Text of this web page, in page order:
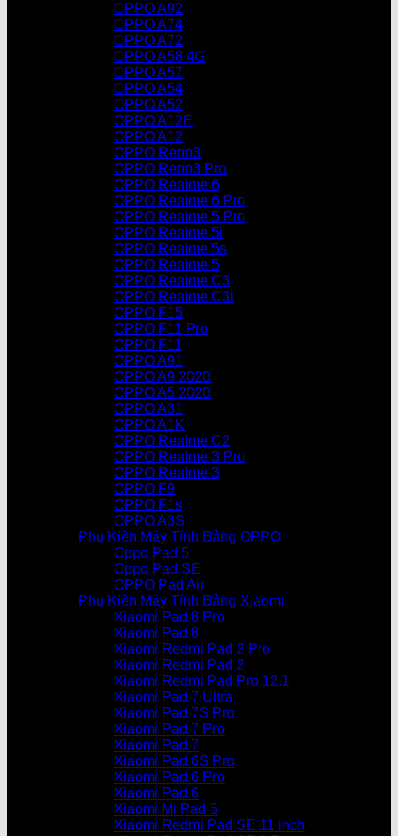
OPPO A92
OPPO A74
OPPO A72
OPPO A58 4G
OPPO A57
OPPO A54
OPPO A52
OPPO A12E
OPPO A12
OPPO Reno3
OPPO Reno3 Pro
OPPO Realme 6
OPPO Realme 6 Pro
OPPO Realme 5 Pro
OPPO Realme 5i
OPPO Realme 5s
OPPO Realme 5
OPPO Realme C3
OPPO Realme C3i
OPPO F15
OPPO F11 Pro
OPPO F11
OPPO A91
OPPO A9 2020
OPPO A5 2020
OPPO A31
OPPO A1K
OPPO Realme C2
OPPO Realme 3 Pro
OPPO Realme 3
OPPO F9
OPPO F1s
OPPO A3S
Phụ Kiện Máy Tính Bảng OPPO
Oppo Pad 5
Oppo Pad SE
OPPO Pad Air
Phụ Kiện Máy Tính Bảng Xiaomi
Xiaomi Pad 8 Pro
Xiaomi Pad 8
Xiaomi Redmi Pad 2 Pro
Xiaomi Redmi Pad 2
Xiaomi Redmi Pad Pro 12.1
Xiaomi Pad 7 Ultra
Xiaomi Pad 7S Pro
Xiaomi Pad 7 Pro
Xiaomi Pad 7
Xiaomi Pad 6S Pro
Xiaomi Pad 6 Pro
Xiaomi Pad 6
Xiaomi Mi Pad 5
Xiaomi Redmi Pad SE 11 inch